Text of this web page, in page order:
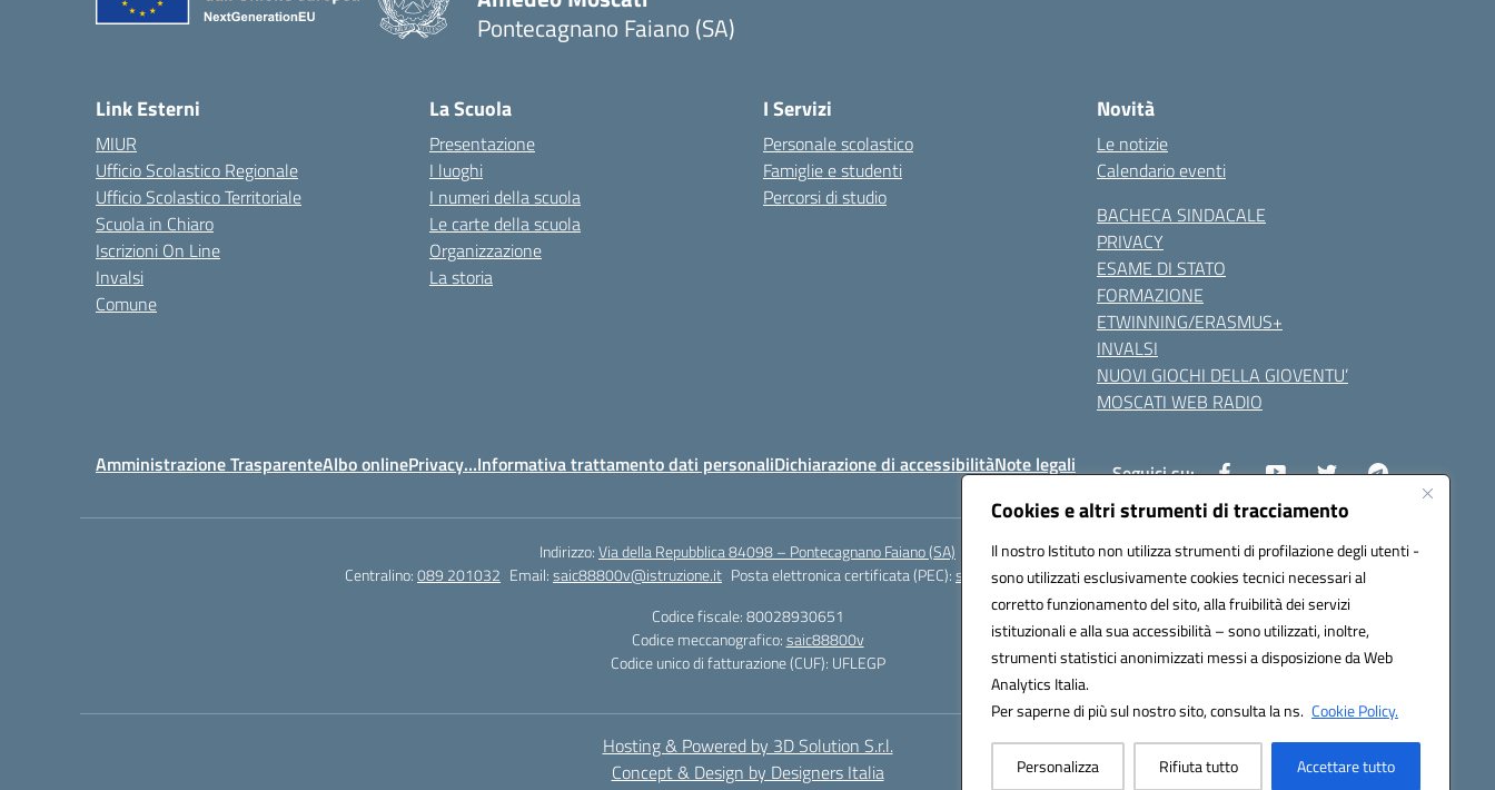
Cookies e altri strumenti di tracciamento
Il nostro Istituto non utilizza strumenti di profilazione degli utenti -
sono utilizzati esclusivamente cookies tecnici necessari al
corretto funzionamento del sito, alla fruibilità dei servizi
istituzionali e alla sua accessibilità – sono utilizzati, inoltre,
strumenti statistici anonimizzati messi a disposizione da Web
Analytics Italia.
Per saperne di più sul nostro sito, consulta la ns. Cookie Policy.
Personalizza Rifiuta tutto Accettare tutto
Pontecagnano Faiano (SA)
Link Esterni
MIUR
Ufficio Scolastico Regionale
Ufficio Scolastico Territoriale
Scuola in Chiaro
Iscrizioni On Line
Invalsi
Comune
La Scuola
Presentazione
I luoghi
I numeri della scuola
Le carte della scuola
Organizzazione
La storia
I Servizi
Personale scolastico
Famiglie e studenti
Percorsi di studio
Novità
Le notizie
Calendario eventi
BACHECA SINDACALE
PRIVACY
ESAME DI STATO
FORMAZIONE
ETWINNING/ERASMUS+
INVALSI
NUOVI GIOCHI DELLA GIOVENTU’
MOSCATI WEB RADIO
Amministrazione TrasparenteAlbo onlinePrivacy…Informativa trattamento dati personaliDichiarazione di accessibilitàNote legali Seguici su:
Indirizzo:Via della Repubblica 84098 – Pontecagnano Faiano (SA)
Centralino:089 201032 Email:saic88800v@istruzione.it Posta elettronica certificata (PEC):saic88800v@pec.istruzione.it
Codice fiscale: 80028930651
Codice meccanografico:saic88800v
Codice unico di fatturazione (CUF): UFLEGP
Hosting & Powered by 3D Solution S.r.l.
Concept & Design by Designers Italia